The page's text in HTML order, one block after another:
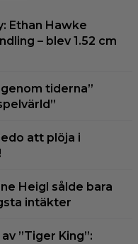
Ethan Hawke
– blev 1.52 cm
tiderna”
att plöja i
Heigl sålde bara
intäkter
”Tiger King”: